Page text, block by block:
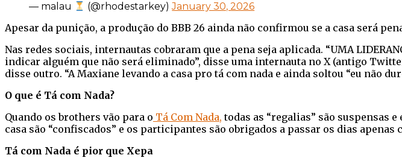
— malau
(@rhodestarkey)January 30, 2026
Apesar da punição, a produção do BBB 26 ainda não confirmou se a casa será
Nas redes sociais, internautas cobraram que a pena seja aplicada. “UMA
indicar alguém que não será eliminado”, disse uma internauta no X (antigo
disse outro. “A Maxiane levando a casa pro tá com nada e ainda soltou “eu não
O que é Tá com Nada?
Quando os brothers vão para o Tá Com Nada, todas as “regalias” são suspensas
casa são “confiscados” e os participantes são obrigados a passar os dias
Tá com Nada é pior que Xepa